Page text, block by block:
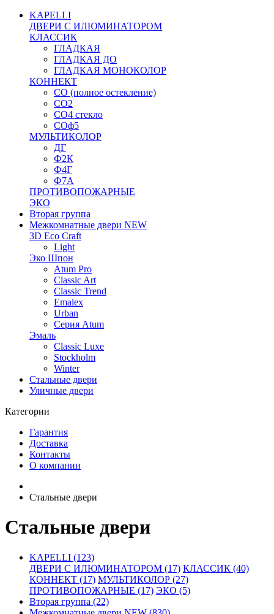
KAPELLI
ДВЕРИ С ИЛЮМИНАТОРОМ
КЛАССИК
ГЛАДКАЯ
ГЛАДКАЯ ДО
ГЛАДКАЯ МОНОКОЛОР
КОННЕКТ
СО (полное остекление)
СО2
СО4 стекло
СОф5
МУЛЬТИКОЛОР
ДГ
Ф2К
Ф4Г
Ф7А
ПРОТИВОПОЖАРНЫЕ
ЭКО
Вторая группа
Межкомнатные двери NEW
3D Eco Craft
Light
Эко Шпон
Atum Pro
Classic Art
Classic Trend
Emalex
Urban
Серия Atum
Эмаль
Classic Luxe
Stockholm
Winter
Стальные двери
Уличные двери
Категории
Гарантия
Доставка
Контакты
О компании
Стальные двери
Стальные двери
KAPELLI (123)
ДВЕРИ С ИЛЮМИНАТОРОМ (17) КЛАССИК (40)
КОННЕКТ (17) МУЛЬТИКОЛОР (27)
ПРОТИВОПОЖАРНЫЕ (17) ЭКО (5)
Вторая группа (22)